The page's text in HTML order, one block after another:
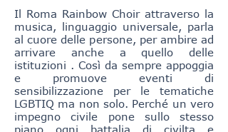
Il Roma Rainbow Choir attraverso la
musica, linguaggio universale, parla
al cuore delle persone, per ambire ad
arrivare anche a quello delle
istituzioni . Così da sempre appoggia
e promuove eventi di
sensibilizzazione per le tematiche
LGBTIQ ma non solo. Perché un vero
impegno civile pone sullo stesso
piano ogni battalia di civilta e